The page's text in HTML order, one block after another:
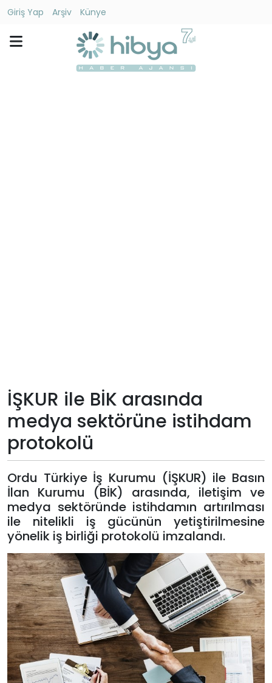
Giriş Yap Arşiv
Künye
Künye
Giriş
Yap
İŞKUR ile BİK arasında
medya sektörüne istihdam
protokolü
Ordu Türkiye İş Kurumu (İŞKUR) ile Basın
İlan Kurumu (BİK) arasında, iletişim ve
medya sektöründe istihdamın artırılması
ile nitelikli iş gücünün yetiştirilmesine
yönelik iş birliği protokolü imzalandı.